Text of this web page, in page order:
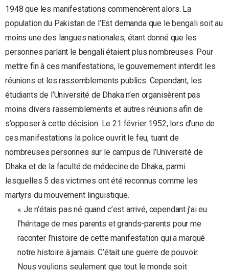
1948 que les manifestations commencèrent alors. La
population du Pakistan de l’Est demanda que le bengali soit au
moins une des langues nationales, étant donné que les
personnes parlant le bengali étaient plus nombreuses. Pour
mettre fin à ces manifestations, le gouvernement interdit les
réunions et les rassemblements publics. Cependant, les
étudiants de l’Université de Dhaka n’en organisèrent pas
moins divers rassemblements et autres réunions afin de
s’opposer à cette décision. Le 21 février 1952, lors d’une de
ces manifestations la police ouvrit le feu, tuant de
nombreuses personnes sur le campus de l’Université de
Dhaka et de la faculté de médecine de Dhaka, parmi
lesquelles 5 des victimes ont été reconnus comme les
martyrs du mouvement linguistique.
« Je n’étais pas né quand c’est arrivé, cependant j’ai eu
l’héritage de mes parents et grands-parents pour me
raconter l’histoire de cette manifestation qui a marqué
notre histoire à jamais. C’était une guerre de pouvoir.
Nous voulions seulement que tout le monde soit